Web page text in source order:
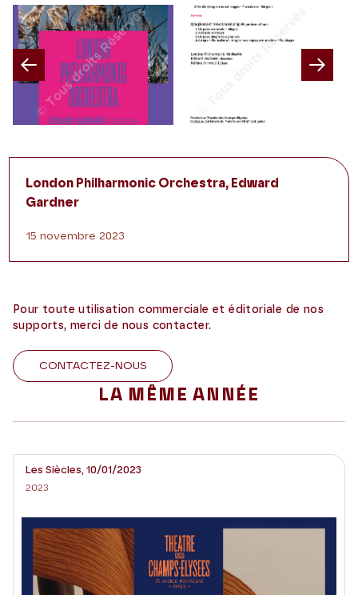
Previous
London Philharmonic Orchestra, Edward
Gardner
15 novembre 2023
Pour toute utilisation commerciale et éditoriale de nos
supports, merci de nous contacter.
CONTACTEZ-NOUS
LA MÊME ANNÉE
Les Siècles, 10/01/2023
2023